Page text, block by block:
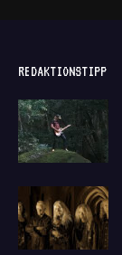
REDAKTIONSTIPP